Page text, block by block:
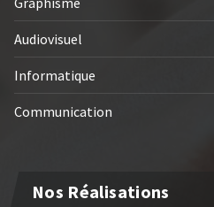
Audiovisuel
Informatique
Communication
Nos Réalisations